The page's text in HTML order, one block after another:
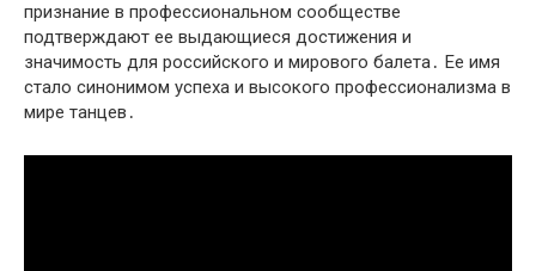
признание в профессиональном сообществе
подтверждают ее выдающиеся достижения и
значимость для российского и мирового балета․ Ее имя
стало синонимом успеха и высокого профессионализма в
мире танцев․